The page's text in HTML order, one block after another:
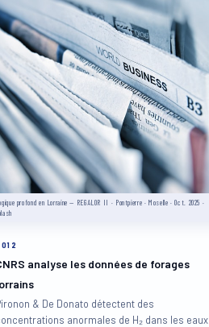
profond en Lorraine — REGALOR II · Pontpierre · Moselle · Oct. 2025 ·
analyse les données de forages
& De Donato détectent des
anormales de H₂ dans les eaux